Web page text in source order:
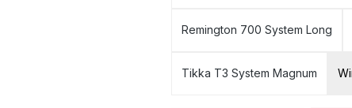
Remington 700 System Long
Tikka T3 System Magnum